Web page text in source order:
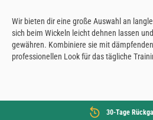
Wir bieten dir eine große Auswahl an
sich beim Wickeln leicht dehnen lassen
gewähren. Kombiniere sie mit
professionellen Look für das tägliche
30-Tage